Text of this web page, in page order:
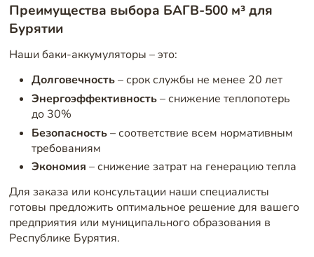
Преимущества выбора БАГВ-500 м³ для
Бурятии
Наши баки-аккумуляторы – это:
Долговечность– срок службы не менее 20 лет
Энергоэффективность– снижение теплопотерь
до 30%
Безопасность– соответствие всем нормативным
требованиям
Экономия – снижение затрат на генерацию тепла
Для заказа или консультации наши специалисты
готовы предложить оптимальное решение для вашего
предприятия или муниципального образования в
Республике Бурятия.